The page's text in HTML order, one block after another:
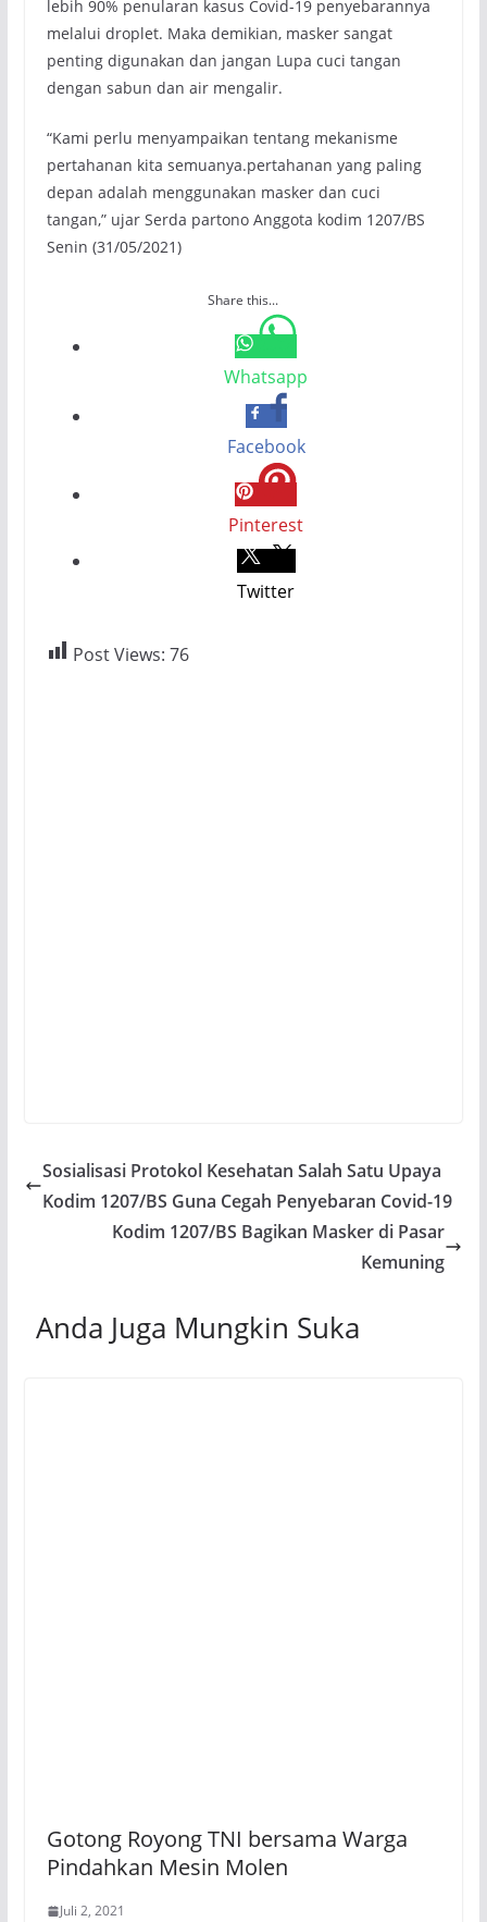
lebih 90% penularan kasus Covid-19 penyebarannya
melalui droplet. Maka demikian, masker sangat
penting digunakan dan jangan Lupa cuci tangan
dengan sabun dan air mengalir.
“Kami perlu menyampaikan tentang mekanisme
pertahanan kita semuanya.pertahanan yang paling
depan adalah menggunakan masker dan cuci
tangan,” ujar Serda partono Anggota kodim 1207/BS
Senin (31/05/2021)
Share this...
Whatsapp
Facebook
Pinterest
Twitter
Post Views: 76
Sosialisasi Protokol Kesehatan Salah Satu Upaya
Kodim 1207/BS Guna Cegah Penyebaran Covid-19
Kodim 1207/BS Bagikan Masker di Pasar
Kemuning
Anda Juga Mungkin Suka
Gotong Royong TNI bersama Warga
Pindahkan Mesin Molen
Juli 2, 2021